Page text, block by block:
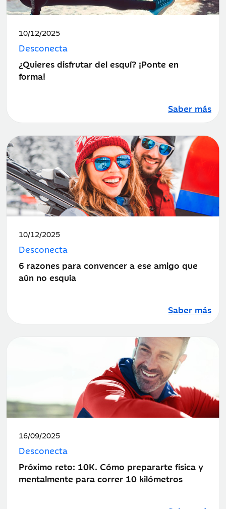
Fecha
publicación:
10/12/2025
Desconecta
¿Quieres disfrutar del esquí? ¡Ponte en
forma!
Saber más
Fecha
publicación:
10/12/2025
Desconecta
6 razones para convencer a ese amigo que
aún no esquía
Saber más
Fecha
publicación:
16/09/2025
Desconecta
Próximo reto: 10K. Cómo prepararte física y
mentalmente para correr 10 kilómetros